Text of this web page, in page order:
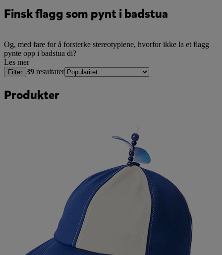
Finsk flagg som pynt i badstua
Og, med fare for å forsterke stereotypiene, hvorfor ikke la et flagg
pynte opp i badstua di?
Les mer
Filter 39 resultater
Produkter